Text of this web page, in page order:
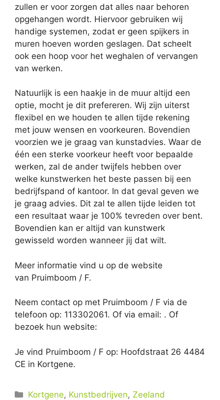
zullen er voor zorgen dat alles naar behoren
opgehangen wordt. Hiervoor gebruiken wij
handige systemen, zodat er geen spijkers in
muren hoeven worden geslagen. Dat scheelt
ook een hoop voor het weghalen of vervangen
van werken.
Natuurlijk is een haakje in de muur altijd een
optie, mocht je dit prefereren. Wij zijn uiterst
flexibel en we houden te allen tijde rekening
met jouw wensen en voorkeuren. Bovendien
voorzien we je graag van kunstadvies. Waar de
één een sterke voorkeur heeft voor bepaalde
werken, zal de ander twijfels hebben over
welke kunstwerken het beste passen bij een
bedrijfspand of kantoor. In dat geval geven we
je graag advies. Dit zal te allen tijde leiden tot
een resultaat waar je 100% tevreden over bent.
Bovendien kan er altijd van kunstwerk
gewisseld worden wanneer jij dat wilt.
Meer informatie vind u op de website
van Pruimboom / F.
Neem contact op met Pruimboom / F via de
telefoon op: 113302061. Of via email: . Of
bezoek hun website:
Je vind Pruimboom / F op: Hoofdstraat 26 4484
CE in Kortgene.
Categorieën
Kortgene, Kunstbedrijven, Zeeland